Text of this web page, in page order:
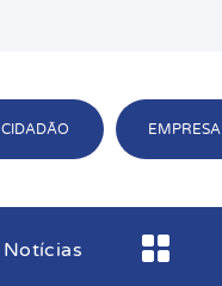
CIDADÃO EMPRESA
Notícias